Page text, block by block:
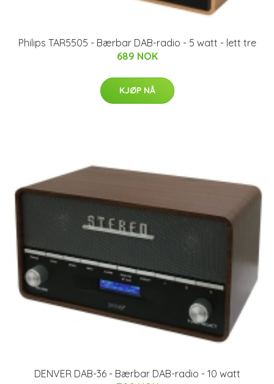
Philips TAR5505 - Bærbar DAB-radio - 5 watt - lett tre
689 NOK
KJØP NÅ
DENVER DAB-36 - Bærbar DAB-radio - 10 watt